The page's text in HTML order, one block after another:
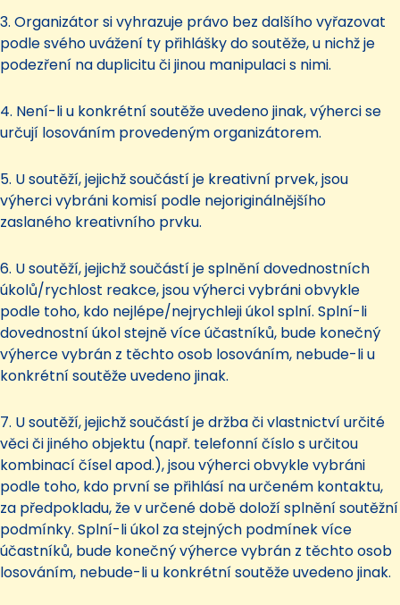
3. Organizátor si vyhrazuje právo bez dalšího vyřazovat
podle svého uvážení ty přihlášky do soutěže, u nichž je
podezření na duplicitu či jinou manipulaci s nimi.
4. Není-li u konkrétní soutěže uvedeno jinak, výherci se
určují losováním provedeným organizátorem.
5. U soutěží, jejichž součástí je kreativní prvek, jsou
výherci vybráni komisí podle nejoriginálnějšího
zaslaného kreativního prvku.
6. U soutěží, jejichž součástí je splnění dovednostních
úkolů/rychlost reakce, jsou výherci vybráni obvykle
podle toho, kdo nejlépe/nejrychleji úkol splní. Splní-li
dovednostní úkol stejně více účastníků, bude konečný
výherce vybrán z těchto osob losováním, nebude-li u
konkrétní soutěže uvedeno jinak.
7. U soutěží, jejichž součástí je držba či vlastnictví určité
věci či jiného objektu (např. telefonní číslo s určitou
kombinací čísel apod.), jsou výherci obvykle vybráni
podle toho, kdo první se přihlásí na určeném kontaktu,
za předpokladu, že v určené době doloží splnění soutěžní
podmínky. Splní-li úkol za stejných podmínek více
účastníků, bude konečný výherce vybrán z těchto osob
losováním, nebude-li u konkrétní soutěže uvedeno jinak.